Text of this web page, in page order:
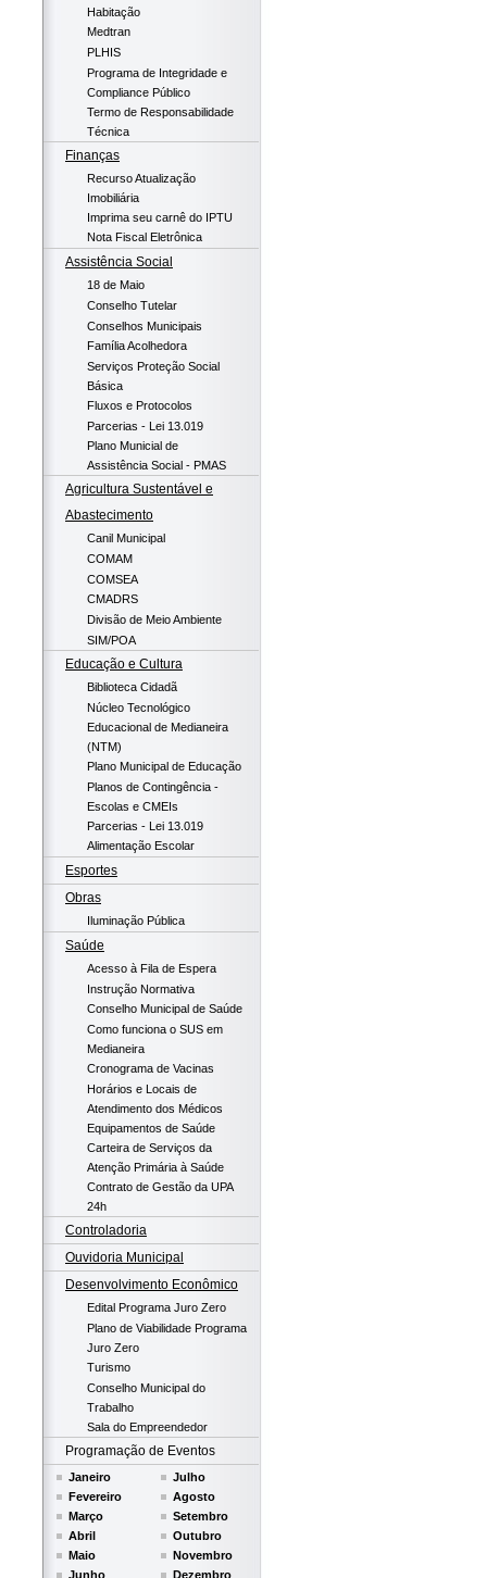
Habitação
Medtran
PLHIS
Programa de Integridade e
Compliance Público
Termo de Responsabilidade
Técnica
Finanças
Recurso Atualização
Imobiliária
Imprima seu carnê do IPTU
Nota Fiscal Eletrônica
Assistência Social
18 de Maio
Conselho Tutelar
Conselhos Municipais
Família Acolhedora
Serviços Proteção Social
Básica
Fluxos e Protocolos
Parcerias - Lei 13.019
Plano Municial de
Assistência Social - PMAS
Agricultura Sustentável e
Abastecimento
Canil Municipal
COMAM
COMSEA
CMADRS
Divisão de Meio Ambiente
SIM/POA
Educação e Cultura
Biblioteca Cidadã
Núcleo Tecnológico
Educacional de Medianeira
(NTM)
Plano Municipal de Educação
Planos de Contingência -
Escolas e CMEIs
Parcerias - Lei 13.019
Alimentação Escolar
Esportes
Obras
Iluminação Pública
Saúde
Acesso à Fila de Espera
Instrução Normativa
Conselho Municipal de Saúde
Como funciona o SUS em
Medianeira
Cronograma de Vacinas
Horários e Locais de
Atendimento dos Médicos
Equipamentos de Saúde
Carteira de Serviços da
Atenção Primária à Saúde
Contrato de Gestão da UPA
24h
Controladoria
Ouvidoria Municipal
Desenvolvimento Econômico
Edital Programa Juro Zero
Plano de Viabilidade Programa
Juro Zero
Turismo
Conselho Municipal do
Trabalho
Sala do Empreendedor
Programação de Eventos
Janeiro
Fevereiro
Março
Abril
Maio
Junho
Julho
Agosto
Setembro
Outubro
Novembro
Dezembro